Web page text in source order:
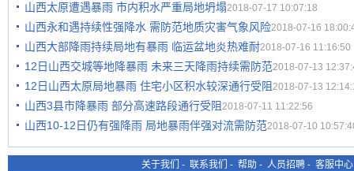
山西太原遭遇暴雨 市内积水严重局地坍塌2018-07-17 10:07:18
山西永和遇持续性强降水 需防范地质灾害气象风险2018-07-16
山西大部降雨持续局地有暴雨 临运盆地炎热难耐2018-07-16 11:16:50
12日山西交城等地降暴雨 未来三天降雨持续需防范2018-07-13
12日山西太原局地暴雨 住宅小区积水较深通行受阻2018-07-13
山西3县市降暴雨 部分高速路段通行受阻2018-07-11 11:22:56
山西10-12日仍有强降雨 局地暴雨伴强对流需防范2018-07-10
关于我们 - 联系我们 - 帮助 - 人员招聘 - 客服中心